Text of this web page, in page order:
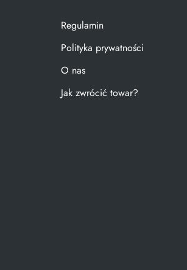
Regulamin
Polityka prywatności
O nas
Jak zwrócić towar?